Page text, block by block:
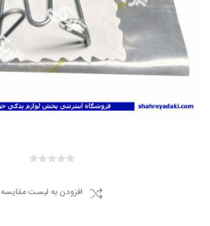
افزودن به لیست مقایسه